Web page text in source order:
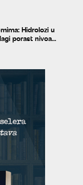
Hidrolozi u
porast nivoa